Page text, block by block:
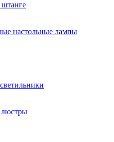
настольные лампы
люстры